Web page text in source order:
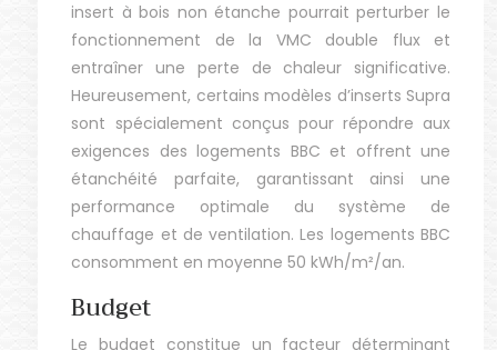
insert à bois non étanche pourrait perturber le
fonctionnement de la VMC double flux et
entraîner une perte de chaleur significative.
Heureusement, certains modèles d’inserts Supra
sont spécialement conçus pour répondre aux
exigences des logements BBC et offrent une
étanchéité parfaite, garantissant ainsi une
performance optimale du système de
chauffage et de ventilation. Les logements BBC
consomment en moyenne 50 kWh/m²/an.
Budget
Le budget constitue un facteur déterminant